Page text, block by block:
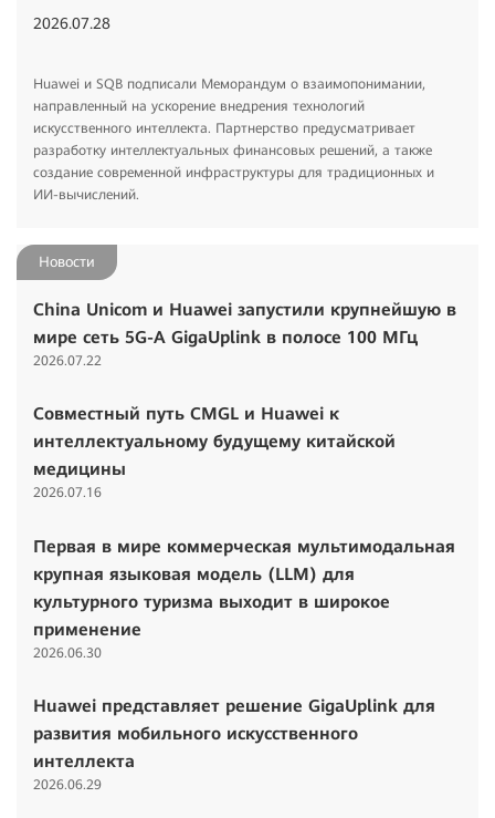
2026.07.28
Huawei и SQB подписали Меморандум о взаимопонимании,
направленный на ускорение внедрения технологий
искусственного интеллекта. Партнерство предусматривает
разработку интеллектуальных финансовых решений, а также
создание современной инфраструктуры для традиционных и
ИИ-вычислений.
Hовости
China Unicom и Huawei запустили крупнейшую в
мире сеть 5G-A GigaUplink в полосе 100 МГц
2026.07.22
Совместный путь CMGL и Huawei к
интеллектуальному будущему китайской
медицины
2026.07.16
Первая в мире коммерческая мультимодальная
крупная языковая модель (LLM) для
культурного туризма выходит в широкое
применение
2026.06.30
Huawei представляет решение GigaUplink для
развития мобильного искусственного
интеллекта
2026.06.29